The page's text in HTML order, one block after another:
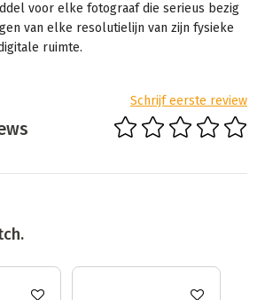
voor elke fotograaf die serieus bezig
van elke resolutielijn van zijn fysieke
ruimte.
Schrijf eerste review